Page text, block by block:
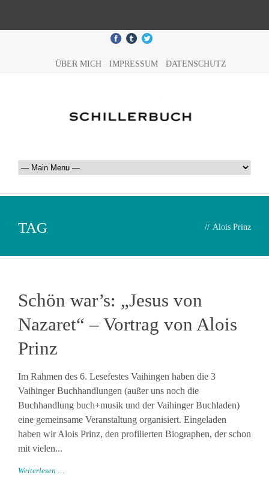
ÜBER MICH IMPRESSUM DATENSCHUTZ
TAG // Alois Prinz
Schön war’s: „Jesus von
Nazaret“ – Vortrag von Alois
Prinz
Im Rahmen des 6. Lesefestes Vaihingen haben die 3
Vaihinger Buchhandlungen (außer uns noch die
Buchhandlung buch+musik und der Vaihinger Buchladen)
eine gemeinsame Veranstaltung organisiert. Eingeladen
haben wir Alois Prinz, den profilierten Biographen, der schon
mit vielen...
Weiterlesen …